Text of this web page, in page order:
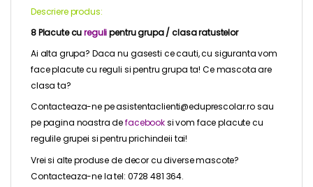
Descriere produs:
8 Placute curegulipentru grupa / clasa ratustelor
Ai alta grupa? Daca nu gasesti ce cauti, cu siguranta vom
face placute cu reguli si pentru grupa ta! Ce mascota are
clasa ta?
Contacteaza-ne pe asistentaclienti@eduprescolar.ro sau
pe pagina noastra defacebooksi vom face placute cu
regulile grupei si pentru prichindeii tai!
Vrei si alte produse de decor cu diverse mascote?
Contacteaza-ne la tel: 0728 481 364.